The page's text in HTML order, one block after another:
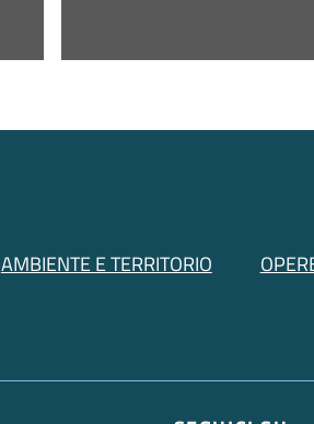
AMBIENTE E TERRITORIO